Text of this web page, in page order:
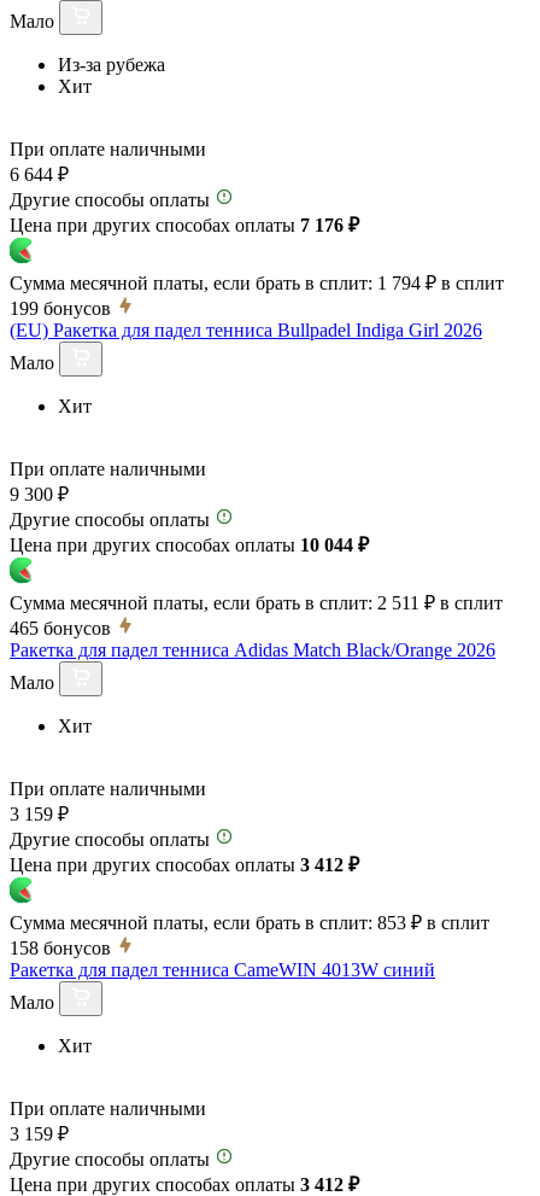
Мало
Из-за рубежа
Хит
При оплате наличными
6 644 ₽
Другие способы оплаты
Цена при других способах оплаты 7 176 ₽
Сумма месячной платы, если брать в сплит: 1 794 ₽ в сплит
199 бонусов
(EU) Ракетка для падел тенниса Bullpadel Indiga Girl 2026
Мало
Хит
При оплате наличными
9 300 ₽
Другие способы оплаты
Цена при других способах оплаты 10 044 ₽
Сумма месячной платы, если брать в сплит: 2 511 ₽ в сплит
465 бонусов
Ракетка для падел тенниса Adidas Match Black/Orange 2026
Мало
Хит
При оплате наличными
3 159 ₽
Другие способы оплаты
Цена при других способах оплаты 3 412 ₽
Сумма месячной платы, если брать в сплит: 853 ₽ в сплит
158 бонусов
Ракетка для падел тенниса CameWIN 4013W синий
Мало
Хит
При оплате наличными
3 159 ₽
Другие способы оплаты
Цена при других способах оплаты 3 412 ₽